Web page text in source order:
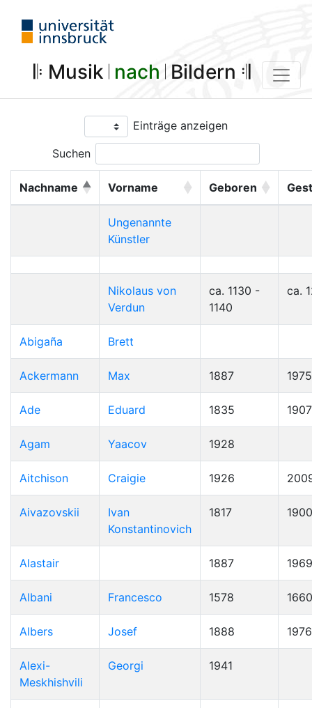
𝄆 Musik 𝄀 nach 𝄀 Bildern 𝄇
Einträge anzeigen
Suchen
Nachname Vorname Geboren
Ungenannte
Künstler
Nikolaus von
Verdun
ca. 1130 -
1140
ca.
Abigaña Brett
Ackermann Max 1887 1975
Ade Eduard 1835 1907
Agam Yaacov 1928
Aitchison Craigie 1926
Aivazovskii
Ivan
Konstantinovich
1817 1900
Alastair 1887 1969
Albani Francesco 1578 1660
Albers Josef 1888 1976
Alexi-
Meskhishvili
Georgi 1941